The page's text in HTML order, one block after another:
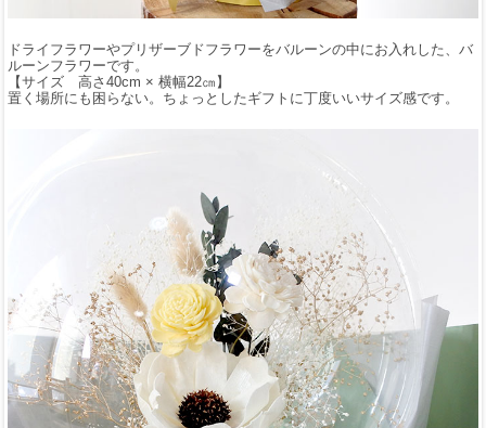
ドライフラワーやプリザーブドフラワーをバルーンの中にお入れした、バ
ルーンフラワーです。
【サイズ 高さ40cm × 横幅22㎝】
置く場所にも困らない。ちょっとしたギフトに丁度いいサイズ感です。